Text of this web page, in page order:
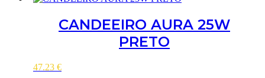
CANDEEIRO AURA 25W
PRETO
47.23 €